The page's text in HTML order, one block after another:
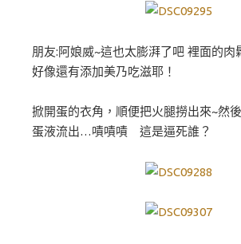
朋友:阿娘威~這也太膨湃了吧 裡面的肉
好像還有添加美乃吃滋耶！
掀開蛋的衣角，順便把火腿撈出來~然
蛋液流出…嘖嘖嘖 這是逼死誰？